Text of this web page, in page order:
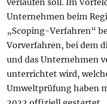
verlaufen soll. Im
Unternehmen beim
„Scoping-Verfahren“
Vorverfahren, bei dem
und das Unternehmen
unterrichtet wird,
Umweltprüfung haben